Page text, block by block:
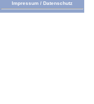
Impressum / Datenschutz